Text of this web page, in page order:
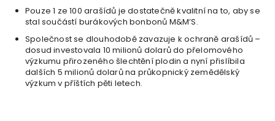
Pouze 1 ze 100 arašídů je dostatečně kvalitní na to, aby se
stal součástí burákových bonbonů M&M’S.
Společnost se dlouhodobě zavazuje k ochraně arašídů –
dosud investovala 10 milionů dolarů do přelomového
výzkumu přirozeného šlechtění plodin a nyní přislíbila
dalších 5 milionů dolarů na průkopnický zemědělský
výzkum v příštích pěti letech.